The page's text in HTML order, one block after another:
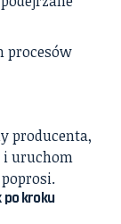
procesów
producenta,
uruchom
po kroku